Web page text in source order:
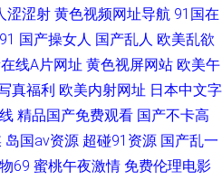
99精品自拍
涩涩射 黄色视频网址导航 91国在
国产操女人 国产乱人 欧美乱欲
线A片网址 黄色视屏网站 欧美午
真福利 欧美内射网址 日本中文字
精品国产免费观看 国产不卡高
岛国av资源 超碰91资源 国产乱一
69 蜜桃午夜激情 免费伦理电影